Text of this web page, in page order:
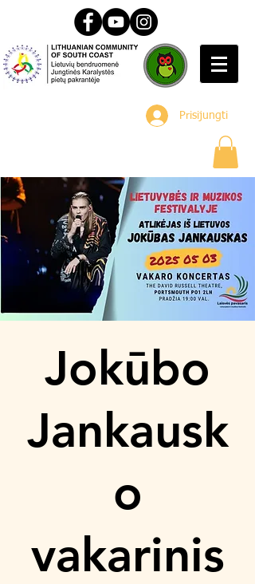
Prisijungti
Jokūbo
Jankausk
o
vakarinis